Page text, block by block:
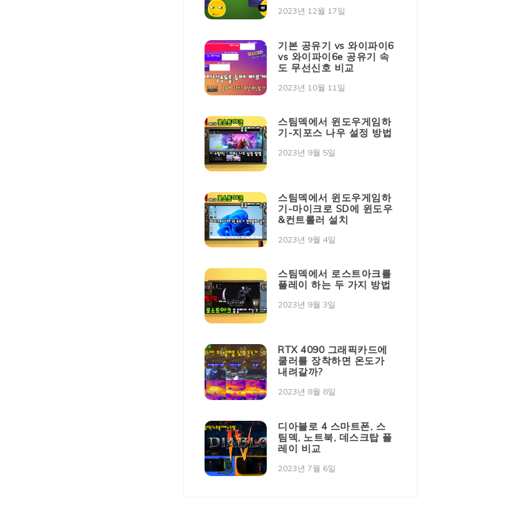
2023년 12월 17일
기본 공유기 vs 와이파이6
vs 와이파이6e 공유기 속
도 무선신호 비교
2023년 10월 11일
스팀덱에서 윈도우게임하
기-지포스 나우 설정 방법
2023년 9월 5일
스팀덱에서 윈도우게임하
기-마이크로 SD에 윈도우
&컨트롤러 설치
2023년 9월 4일
스팀덱에서 로스트아크를
플레이 하는 두 가지 방법
2023년 9월 3일
RTX 4090 그래픽카드에
쿨러를 장착하면 온도가
내려갈까?
2023년 8월 8일
디아블로 4 스마트폰, 스
팀덱, 노트북, 데스크탑 플
레이 비교
2023년 7월 6일